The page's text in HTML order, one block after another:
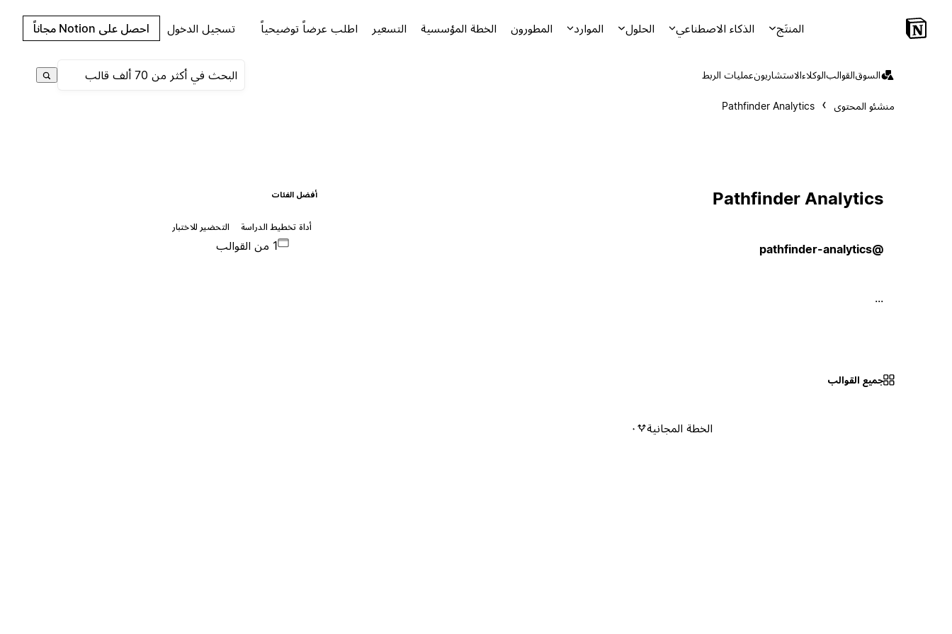
المنتَج الذكاء الاصطناعي الحلول الموارد المطورون الخطة المؤسسية التسعير اطلب عرضاً توضيحياً تسجيل الدخول احصل على Notion مجاناً
السوقالقوالبالوكلاءالاستشاريونعمليات الربط
منشئو المحتوى Pathfinder Analytics
Pathfinder Analytics
@pathfinder-analytics
...
أفضل الفئات
أداة تخطيط الدراسة التحضير للاختبار
1 من القوالب
جميع القوالب
الخطة المجانية ٠